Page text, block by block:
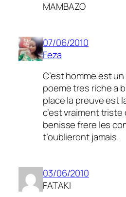
MAMBAZO
07/06/2010
Feza
C’est homme est
poeme tres riche a
place la preuve est
c’est vraiment triste
benisse frere les
t’oublieront jamais.
03/06/2010
FATAKI